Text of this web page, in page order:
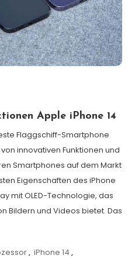
Apple iPhone 14
Flaggschiff-Smartphone
innovativen Funktionen und
Smartphones auf dem Markt
Eigenschaften des iPhone
mit OLED-Technologie, das
Bildern und Videos bietet. Das
, iPhone 14 ,